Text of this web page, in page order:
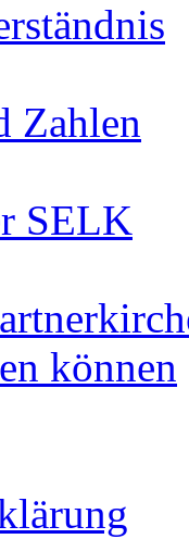
Zahlen
SELK
können